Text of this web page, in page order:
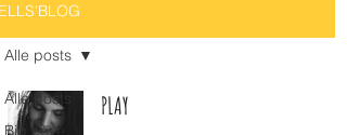
Alle posts
Big Love
Alle posts
PLAY